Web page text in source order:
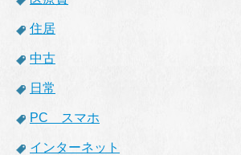
住居
中古
日常
PC スマホ
インターネット